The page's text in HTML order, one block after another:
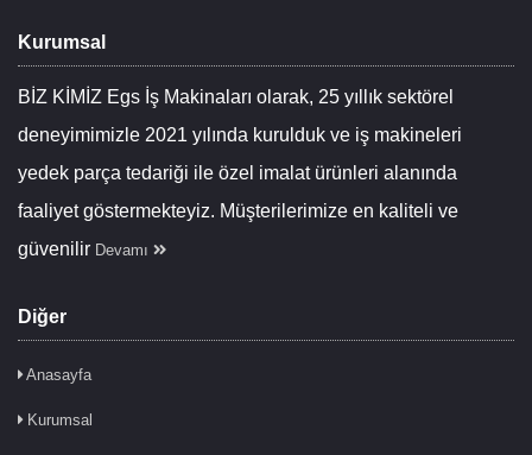
Kurumsal
BİZ KİMİZ Egs İş Makinaları olarak, 25 yıllık sektörel
deneyimimizle 2021 yılında kurulduk ve iş makineleri
yedek parça tedariği ile özel imalat ürünleri alanında
faaliyet göstermekteyiz. Müşterilerimize en kaliteli ve
güvenilir Devamı
Diğer
Anasayfa
Kurumsal